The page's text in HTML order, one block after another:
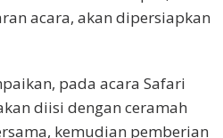
acara, akan dipersiapkan
pada acara Safari
diisi dengan ceramah
kemudian pemberian